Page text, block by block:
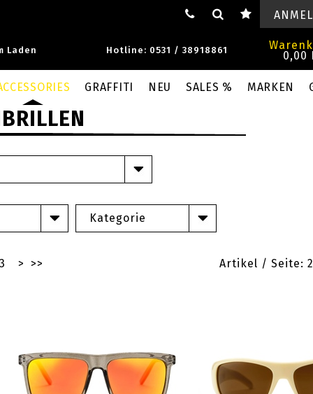
Laden Hotline: 0531 / 38918861 0,00
GRAFFITI NEU SALES % MARKEN
Kategorie
Artikel / Seite:
3 > >>